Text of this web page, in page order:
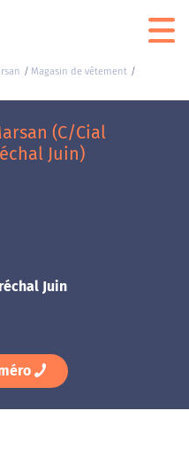
Magasin de vêtement
(C/Cial
Juin)
Juin